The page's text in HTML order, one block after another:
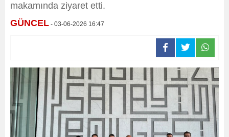
makamında ziyaret etti.
GÜNCEL - 03-06-2026 16:47